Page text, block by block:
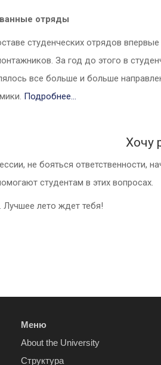
отряды
студенческих отрядов
За год до этого в
все больше и больше
Подробнее…
Хочу
не бояться ответственности,
студентам в этих вопросах.
Лучшее лето ждет тебя!
Меню
About the University
Структура